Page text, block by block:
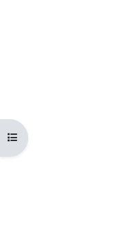
Ouvrir l’index du cours